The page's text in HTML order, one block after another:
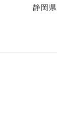
静岡県